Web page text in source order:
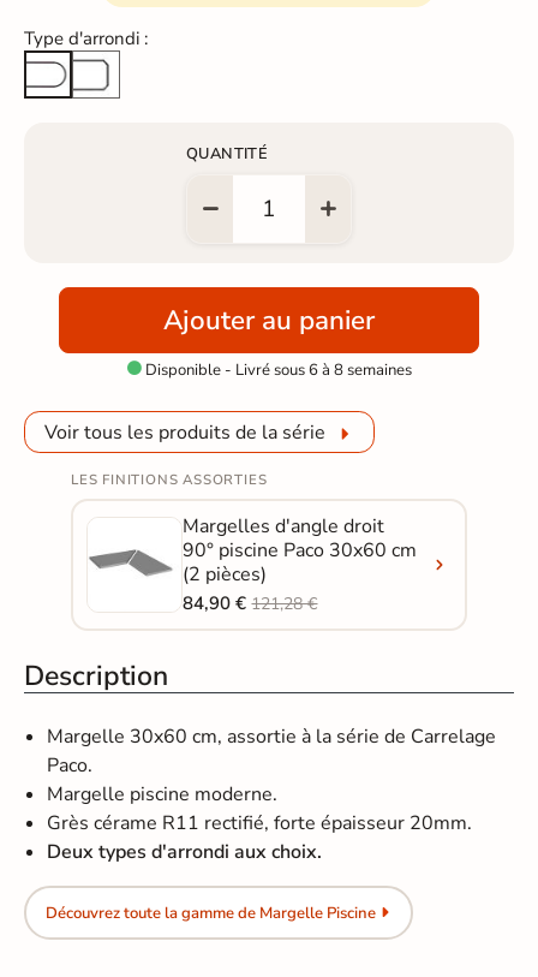
Type d'arrondi :
Arrondi totalArête cassée
QUANTITÉ
Ajouter au panier
Disponible - Livré sous 6 à 8 semaines
Voir tous les produits de la série
LES FINITIONS ASSORTIES
Margelles d'angle droit
90° piscine Paco 30x60 cm
(2 pièces)
84,90 €121,28 €
Description
Margelle 30x60 cm, assortie à la série de Carrelage
Paco.
Margelle piscine moderne.
Grès cérame R11 rectifié, forte épaisseur 20mm.
Deux types d'arrondi aux choix.
Découvrez toute la gamme de Margelle Piscine